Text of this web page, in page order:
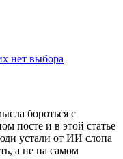
нет выбора
бороться с
посте и в этой статье
устали от ИИ слопа
а не на самом